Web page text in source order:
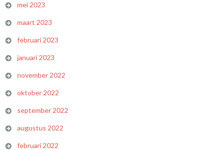
mei 2023
maart 2023
februari 2023
januari 2023
november 2022
oktober 2022
september 2022
augustus 2022
februari 2022